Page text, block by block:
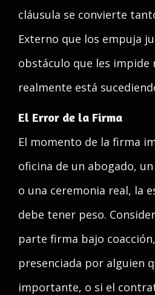
cláusula se convierte
Externo que los empuja
obstáculo que les impide
realmente está
El Error de la Firma
El momento de la firma
oficina de un abogado,
o una ceremonia real, la
debe tener peso.
parte firma bajo
presenciada por alguien
importante, o si el